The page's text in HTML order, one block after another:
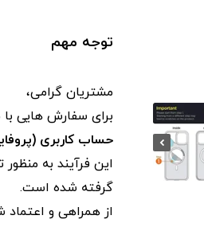
توجه مهم
مشتریان گرامی،
برای سفارش‌ هایی با
حساب کاربری
این فرآیند به‌
گرفته شده است.
از همراهی و اعتماد